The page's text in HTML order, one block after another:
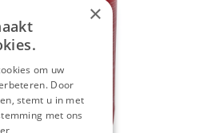
×
om uw
Door
stemt u in met
met ons